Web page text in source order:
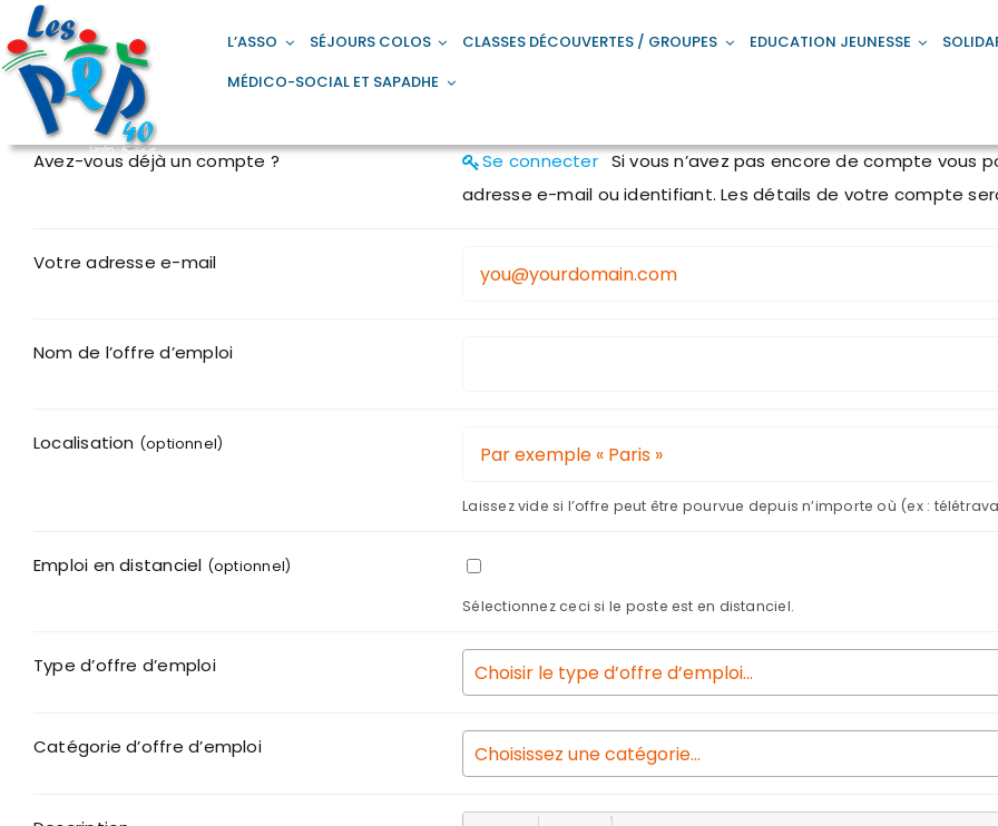
principal
Passer
contenu
L’ASSO SÉJOURS COLOS CLASSES DÉCOUVERTES / GROUPES EDUCATION JEUNESSE
MÉDICO-SOCIAL ET SAPADHE
Avez-vous déjà un compte ? Se connecter
adresse e-mail ou identifiant. Les détails de
Votre adresse e-mail
Nom de l’offre d’emploi
Localisation (optionnel)
Laissez vide si l’offre peut être pourvue depuis n’importe où (ex :
Emploi en distanciel (optionnel)
Sélectionnez ceci si le poste est en distanciel.
Type d’offre d’emploi
Catégorie d’offre d’emploi